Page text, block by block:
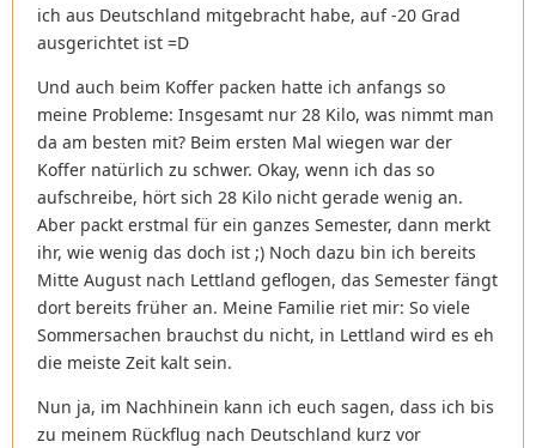
ich aus Deutschland mitgebracht habe, auf -20 Grad
ausgerichtet ist =D
Und auch beim Koffer packen hatte ich anfangs so
meine Probleme: Insgesamt nur 28 Kilo, was nimmt man
da am besten mit? Beim ersten Mal wiegen war der
Koffer natürlich zu schwer. Okay, wenn ich das so
aufschreibe, hört sich 28 Kilo nicht gerade wenig an.
Aber packt erstmal für ein ganzes Semester, dann merkt
ihr, wie wenig das doch ist ;) Noch dazu bin ich bereits
Mitte August nach Lettland geflogen, das Semester fängt
dort bereits früher an. Meine Familie riet mir: So viele
Sommersachen brauchst du nicht, in Lettland wird es eh
die meiste Zeit kalt sein.
Nun ja, im Nachhinein kann ich euch sagen, dass ich bis
zu meinem Rückflug nach Deutschland kurz vor